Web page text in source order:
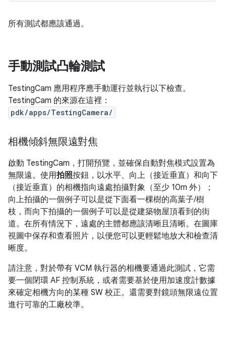
所有測試都應該通過。
手動測試凸輪測試
TestingCam 應用程序應手動運行並執行以下檢查。
TestingCam 的來源在這裡：
pdk/apps/TestingCamera/
相機傾斜無限遠對焦
啟動 TestingCam，打開預覽，並確保自動對焦模式設置為
無限遠。使用拍照按鈕，以水平、向上（接近垂直）和向下
（接近垂直）的相機指向遠處拍攝對象（至少 10m 外）；
向上拍攝的一個例子可以是從下面看一棵樹的高葉子/樹
枝，而向下拍攝的一個例子可以是從建築物屋頂看到的街
道。在所有情況下，遠處的主體都應該清晰且清晰。在圖庫
視圖中保存和查看照片，以便您可以更輕鬆地放大和檢查清
晰度。
請注意，對於帶有 VCM 執行器的相機要通過此測試，它需
要一個閉環 AF 控制系統，或者需要基於使用加速度計數據
來確定相機方向的某種 SW 校正。還需要對鏡頭無限遠位置
進行可靠的工廠校準。